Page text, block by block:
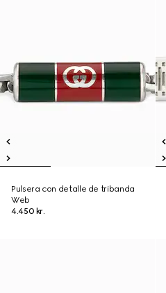
Pulsera con detalle de tribanda
Web
4.450 kr.